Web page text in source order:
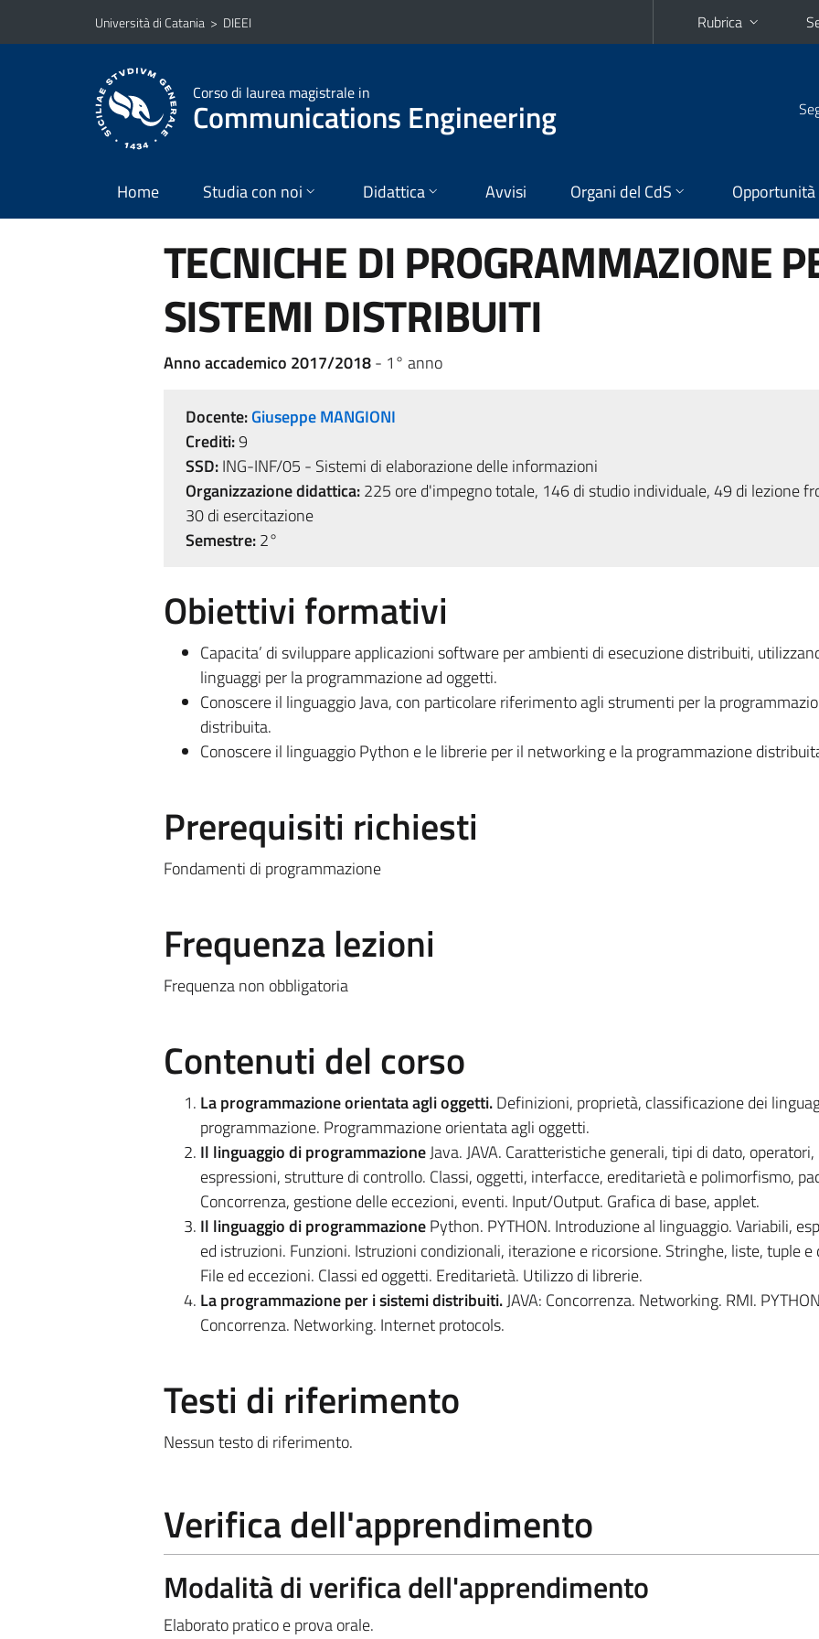
Vai al contenuto principale
Vai al menu di navigazione
Università di Catania > DIEEI Rubrica
Corso di laurea magistrale in
Communications Engineering
Home Studia con noi Didattica Avvisi Organi del CdS Opportunità
TECNICHE DI PROGRAMMAZIONE
SISTEMI DISTRIBUITI
Anno accademico 2017/2018- 1° anno
Docente:Giuseppe MANGIONI
Crediti:9
SSD:ING-INF/05 - Sistemi di elaborazione delle informazioni
Organizzazione didattica:225 ore d'impegno totale, 146 di studio individuale, 49 di lezione
30 di esercitazione
Semestre:2°
Obiettivi formativi
Capacita’ di sviluppare applicazioni software per ambienti di esecuzione distribuiti,
linguaggi per la programmazione ad oggetti.
Conoscere il linguaggio Java, con particolare riferimento agli strumenti per la
distribuita.
Conoscere il linguaggio Python e le librerie per il networking e la programmazione
Prerequisiti richiesti
Fondamenti di programmazione
Frequenza lezioni
Frequenza non obbligatoria
Contenuti del corso
La programmazione orientataagli oggetti.Definizioni, proprietà, classificazione dei
programmazione. Programmazione orientata agli oggetti.
Il linguaggio di programmazioneJava. JAVA. Caratteristiche generali, tipi di dato, operatori,
espressioni, strutture di controllo. Classi, oggetti, interfacce, ereditarietà e polimorfismo,
Concorrenza, gestione delle eccezioni, eventi. Input/Output. Grafica di base, applet.
Il linguaggio di programmazionePython. PYTHON. Introduzione al linguaggio. Variabili,
ed istruzioni. Funzioni. Istruzioni condizionali, iterazione e ricorsione. Stringhe, liste, tuple e
File ed eccezioni. Classi ed oggetti. Ereditarietà. Utilizzo di librerie.
La programmazione per i sistemi distribuiti.JAVA: Concorrenza. Networking. RMI.
Concorrenza. Networking. Internet protocols.
Testi di riferimento
Nessun testo di riferimento.
Verifica dell'apprendimento
Modalità di verifica dell'apprendimento
Elaborato pratico e prova orale.